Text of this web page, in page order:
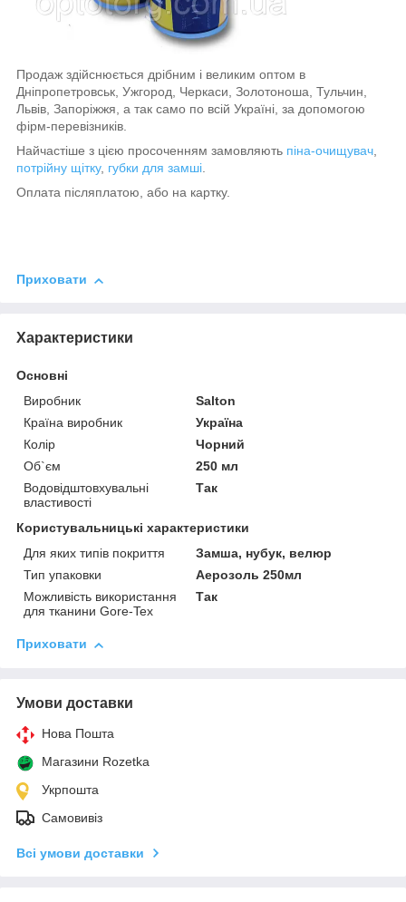
Продаж здійснюється дрібним і великим оптом в
Дніпропетровськ, Ужгород, Черкаси, Золотоноша, Тульчин,
Львів, Запоріжжя, а так само по всій Україні, за допомогою
фірм-перевізників.
Найчастіше з цією просоченням замовляють піна-очищувач,
потрійну щітку, губки для замші.
Оплата післяплатою, або на картку.
Приховати
Характеристики
Основні
Виробник
Salton
Країна виробник
Україна
Колір
Чорний
Об`єм
250 мл
Водовідштовхувальні
властивості
Так
Користувальницькі характеристики
Для яких типів покриття
Замша, нубук, велюр
Тип упаковки
Аерозоль 250мл
Можливість використання
для тканини Gore-Tex
Так
Приховати
Умови доставки
Нова Пошта
Магазини Rozetka
Укрпошта
Самовивіз
Всі умови доставки